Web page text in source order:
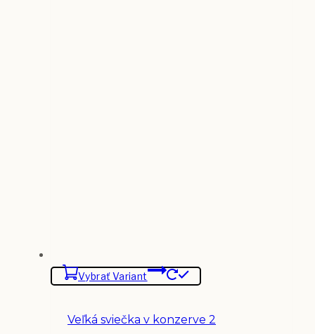
Vybrať Variant
Veľká sviečka v konzerve 2